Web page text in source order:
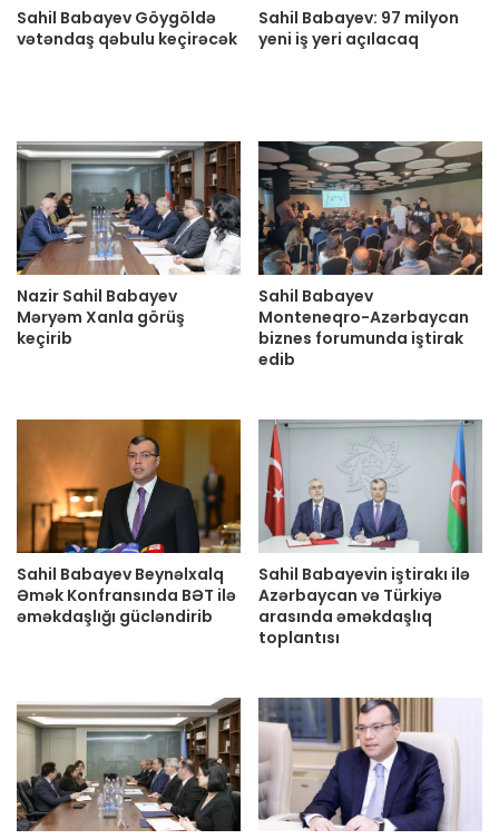
Sahil Babayev Göygöldə
vətəndaş qəbulu keçirəcək
Sahil Babayev: 97 milyon
yeni iş yeri açılacaq
Nazir Sahil Babayev
Məryəm Xanla görüş
keçirib
Sahil Babayev
Monteneqro-Azərbaycan
biznes forumunda iştirak
edib
Sahil Babayev Beynəlxalq
Əmək Konfransında BƏT ilə
əməkdaşlığı gücləndirib
Sahil Babayevin iştirakı ilə
Azərbaycan və Türkiyə
arasında əməkdaşlıq
toplantısı